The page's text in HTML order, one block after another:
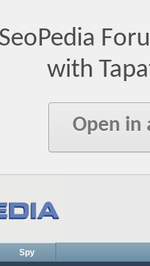
with
Open in
Spy